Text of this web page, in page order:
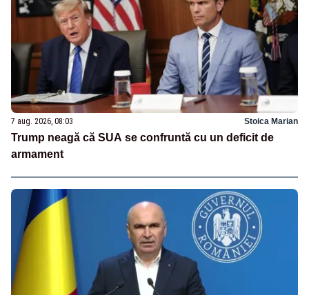
7 aug. 2026, 08:03 Stoica Marian
Trump neagă că SUA se confruntă cu un deficit de
armament